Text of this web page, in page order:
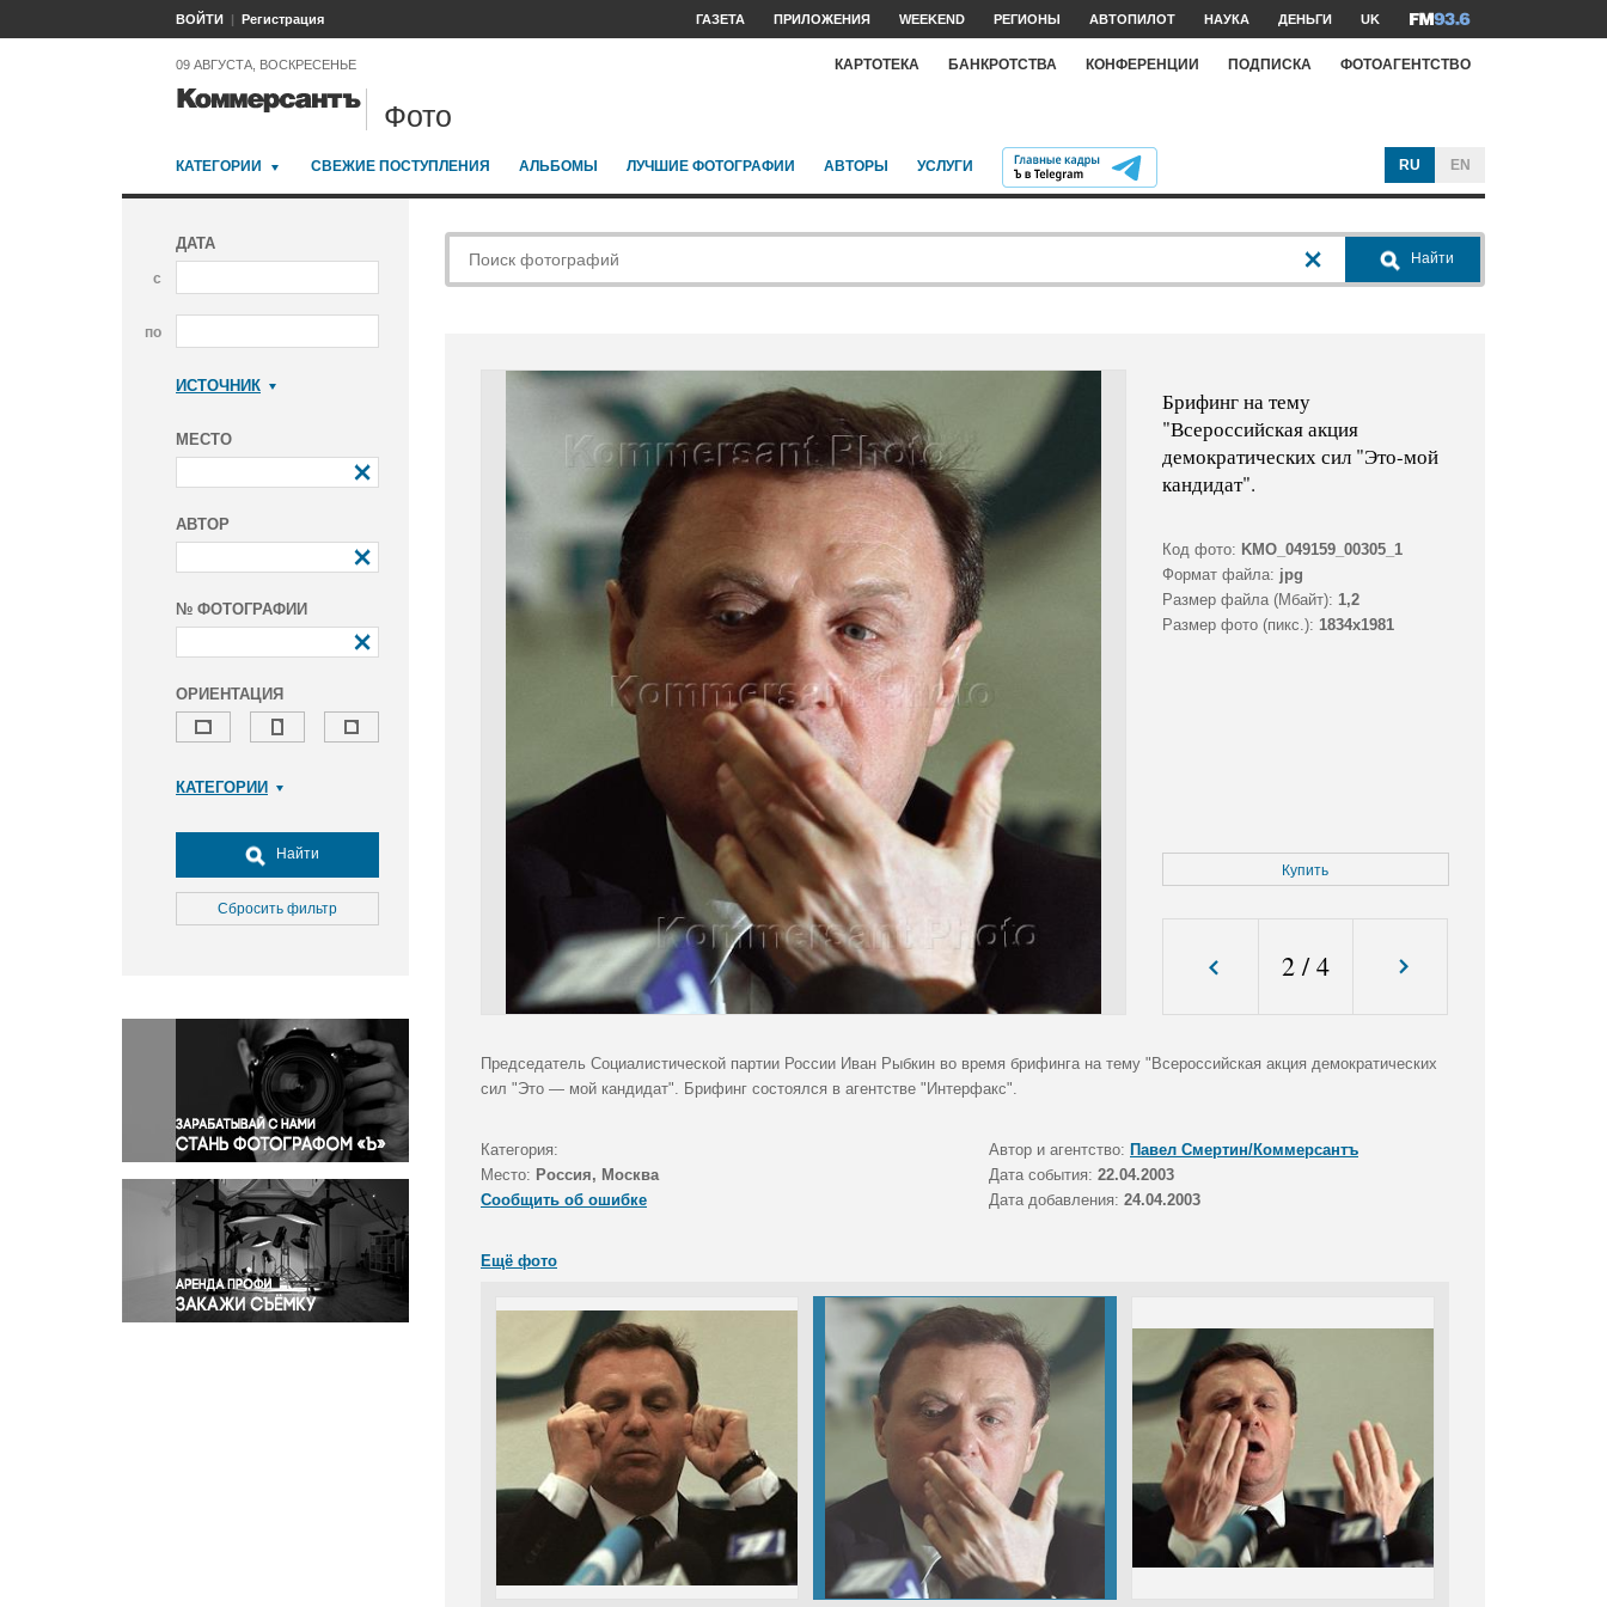
ВОЙТИ Регистрация ГАЗЕТА ПРИЛОЖЕНИЯ WEEKEND РЕГИОНЫ АВТОПИЛОТ НАУКА ДЕНЬГИ UK
09 АВГУСТА, ВОСКРЕСЕНЬЕ КАРТОТЕКА БАНКРОТСТВА КОНФЕРЕНЦИИ ПОДПИСКА ФОТОАГЕНТСТВО
Фото
КАТЕГОРИИ СВЕЖИЕ ПОСТУПЛЕНИЯ АЛЬБОМЫ ЛУЧШИЕ ФОТОГРАФИИ АВТОРЫ УСЛУГИ RU EN
ДАТА
с
по
ИСТОЧНИК
МЕСТО
АВТОР
№ ФОТОГРАФИИ
ОРИЕНТАЦИЯ
КАТЕГОРИИ
Досуг, туризм и отдых
Культура
Медицина
Окружающая среда
Политика
Правосудие
Происшествия и конфликты
Религия
Светская жизнь
Спорт
Экология
Экономика и бизнес
Найти
Сбросить фильтр
Найти
Брифинг на тему
"Всероссийская акция
демократических сил "Это-мой
кандидат".
Код фото: KMO_049159_00305_1
Формат файла: jpg
Размер файла (Мбайт): 1,2
Размер фото (пикс.): 1834x1981
Купить
2/4
Председатель Социалистической партии России Иван Рыбкин во время брифинга на тему "Всероссийская акция демократических
сил "Это — мой кандидат". Брифинг состоялся в агентстве "Интерфакс".
Категория: Автор и агентство: Павел Смертин/Коммерсантъ
Место: Россия, Москва Дата события: 22.04.2003
Сообщить об ошибке
Дата добавления: 24.04.2003
Ещё фото